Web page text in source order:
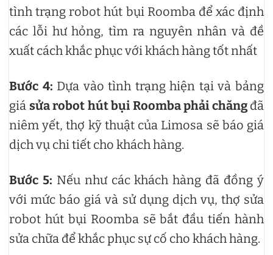
tình trạng robot hút bụi Roomba để xác định
các lỗi hư hỏng, tìm ra nguyên nhân và đề
xuất cách khắc phục với khách hàng tốt nhất
Bước 4: Dựa vào tình trạng hiện tại và bảng
giá sửa robot hút bụi Roomba phải chăngđã
niêm yết, thợ kỹ thuật của Limosa sẽ báo giá
dịch vụ chi tiết cho khách hàng.
Bước 5: Nếu như các khách hàng đã đồng ý
với mức báo giá và sử dụng dịch vụ, thợ sửa
robot hút bụi Roomba sẽ bắt đầu tiến hành
sửa chữa để khắc phục sự cố cho khách hàng.